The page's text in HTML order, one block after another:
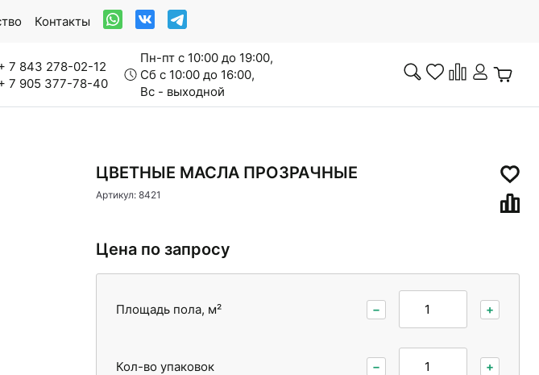
Контакты
7 843 278-02-12
7 905 377-78-40
Пн-пт с 10:00 до 19:00,
Сб с 10:00 до 16:00,
Вс - выходной
Модульный паркет Инженерная доска
Паркетная химия
ЦВЕТНЫЕ МАСЛА ПРОЗРАЧНЫЕ
Артикул: 8421
Цена по запросу
Площадь пола, м² − +
Кол-во упаковок − +